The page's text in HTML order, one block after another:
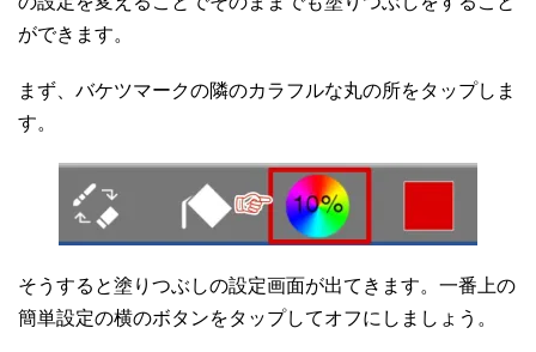
ができます。
まず、バケツマークの隣のカラフルな丸の所をタップしま
す。
そうすると塗りつぶしの設定画面が出てきます。一番上の
簡単設定の横のボタンをタップしてオフにしましょう。